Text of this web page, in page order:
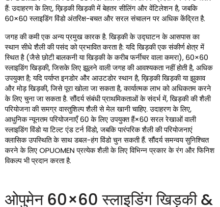
हैं: उदाहरण के लिए, ख़िड़की खिड़की में बेहतर सीलिंग और वेंटिलेशन है, जबकि
60×60 स्लाइडिंग विंडो अंतरिक्ष-बचत और सरल संचालन पर अधिक केंद्रित है.
जगह की कमी एक अन्य प्रमुख कारक है. खिड़की के उद्घाटन के आसपास का
स्थान सीधे शैली की पसंद को प्रभावित करता है: यदि खिड़की एक संकीर्ण क्षेत्र में
स्थित है (जैसे छोटी बालकनी या खिड़की के करीब फर्नीचर वाला कमरा), 60×60
स्लाइडिंग खिड़की, जिसके लिए झूलने वाली जगह की आवश्यकता नहीं होती है, अधिक
उपयुक्त है; यदि पर्याप्त इनडोर और आउटडोर स्थान है, ख़िड़की खिड़की या झुकाव
और मोड़ खिड़की, जिसे पूरा खोला जा सकता है, कार्यात्मक लाभ को अधिकतम करने
के लिए चुना जा सकता है. सौंदर्य संबंधी प्राथमिकताओं के संदर्भ में, खिड़की की शैली
परियोजना की समग्र वास्तुशिल्प शैली से मेल खानी चाहिए. उदाहरण के लिए,
आधुनिक न्यूनतम परियोजनाएँ 60 के लिए उपयुक्त हैं×60 सरल रेखाओं वाली
स्लाइडिंग विंडो या टिल्ट एंड टर्न विंडो, जबकि पारंपरिक शैली की परियोजनाएं
क्लासिक उपस्थिति के साथ डबल-हंग विंडो चुन सकती हैं. सौंदर्य समन्वय सुनिश्चित
करने के लिए OPUOMEN प्रत्येक शैली के लिए विभिन्न प्रकार के रंग और फिनिश
विकल्प भी प्रदान करता है.
ओपुमेन 60×60 स्लाइडिंग खिड़की &